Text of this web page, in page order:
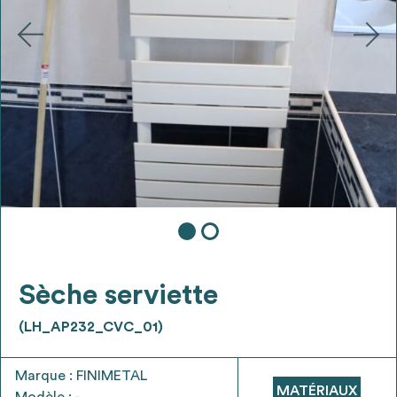
Ajouter les matériaux intéressants à "
Transmettre sa liste de manifestation
d'intérêt pour les matériaux
sélectionnés
Exporter sa liste et ses fiches produits
pour l’utiliser comme un outil d’aide à la
conception de projet
5
stratégies de récupérations
Sèche serviette
(LH_AP232_CVC_01)
Marque : FINIMETAL
MATÉRIAUX